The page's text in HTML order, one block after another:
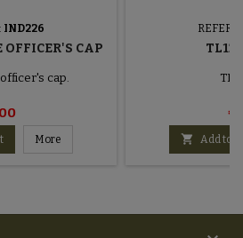
IND226
OFFICER'S CAP
cap.
More  Add to